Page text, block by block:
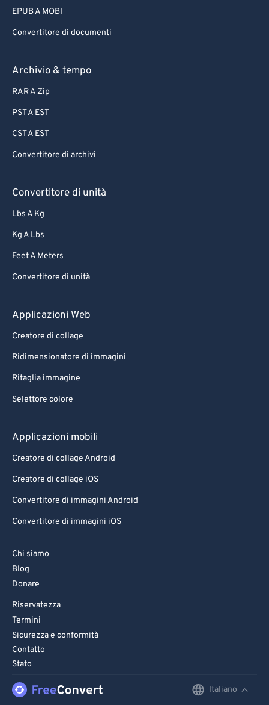
EPUB A MOBI
Convertitore di documenti
Archivio & tempo
RAR A Zip
PST A EST
CST A EST
Convertitore di archivi
Convertitore di unità
Lbs A Kg
Kg A Lbs
Feet A Meters
Convertitore di unità
Applicazioni Web
Creatore di collage
Ridimensionatore di immagini
Ritaglia immagine
Selettore colore
Applicazioni mobili
Creatore di collage Android
Creatore di collage iOS
Convertitore di immagini Android
Convertitore di immagini iOS
Chi siamo
Blog
Donare
Riservatezza
Termini
Sicurezza e conformità
Contatto
Stato
Italiano